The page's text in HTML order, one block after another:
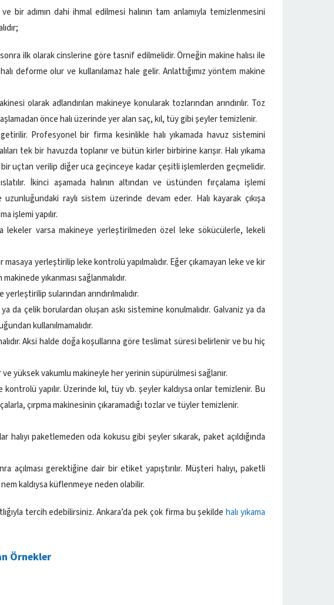
bir adımın dahi ihmal edilmesi halının tam anlamıyla temizlenmesini
ilk olarak cinslerine göre tasnif edilmelidir. Örneğin makine halısı ile
deforme olur ve kullanılamaz hale gelir. Anlattığımız yöntem makine
olarak adlandırılan makineye konularak tozlarından arındırılır. Toz
önce halı üzerinde yer alan saç, kıl, tüy gibi şeyler temizlenir.
getirilir. Profesyonel bir firma kesinlikle halı yıkamada havuz sistemini
tek bir havuzda toplanır ve bütün kirler birbirine karışır. Halı yıkama
bir uçtan verilip diğer uca geçinceye kadar çeşitli işlemlerden geçmelidir.
İkinci aşamada halının altından ve üstünden fırçalama işlemi
raylı sistem üzerinde devam eder. Halı kayarak çıkışa
işlemi yapılır.
lekeler varsa makineye yerleştirilmeden özel leke sökücülerle, lekeli
yerleştirilip leke kontrolü yapılmalıdır. Eğer çıkamayan leke ve kir
yıkanması sağlanmalıdır.
sularından arındırılmalıdır.
da çelik borulardan oluşan askı sistemine konulmalıdır. Galvaniz ya da
kullanılmamalıdır.
Aksi halde doğa koşullarına göre teslimat süresi belirlenir ve bu hiç
yüksek vakumlu makineyle her yerinin süpürülmesi sağlanır.
kontrolü yapılır. Üzerinde kıl, tüy vb. şeyler kaldıysa onlar temizlenir. Bu
çırpma makinesinin çıkaramadığı tozlar ve tüyler temizlenir.
halıyı paketlemeden oda kokusu gibi şeyler sıkarak, paket açıldığında
açılması gerektiğine dair bir etiket yapıştırılır. Müşteri halıyı, paketli
kaldıysa küflenmeye neden olabilir.
tercih edebilirsiniz. Ankara’da pek çok firma bu şekildehalı yıkama
Örnekler